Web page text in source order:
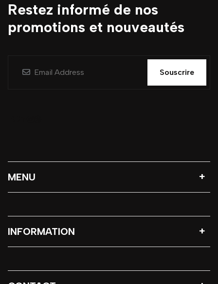
Restez informé de nos
promotions et nouveautés
Souscrire
MENU
INFORMATION